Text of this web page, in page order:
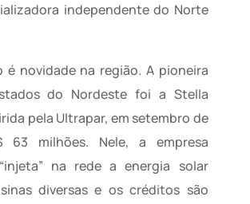
independente do Norte
é novidade na região. A pioneira
do Nordeste foi a Stella
pela Ultrapar, em setembro de
63 milhões. Nele, a empresa
na rede a energia solar
diversas e os créditos são